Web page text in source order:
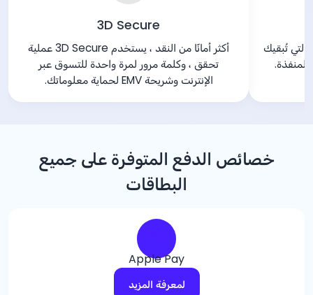
خدمة مجانيّة عبر الرسائل القصيرة SMS التي تُبقيك
3D Secure
أكثر أمانًا من النقد ، يستخدم 3D Secure عملية
تحقق ، وكلمة مرور لمرة واحدة للتسوق عبر
الإنترنت وشريحة EMV لحماية معلوماتك.
خصائص الدفع المتوفرة على جميع
البطاقات
Apple Pay
لمعرفة المزيد